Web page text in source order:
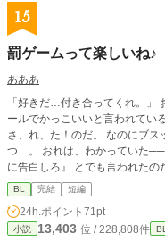
うなネタを
には知らな
と同じ世界観
い。（野望
15
罰ゲームって楽しいね♪
あああ
「好きだ…付き合ってくれ。」
ールでかっこいいと言われてい
さ、れ、た！のだ。 なのにブ
つ…。 おれは、わかっていた
に告白しろ』 とでも言われた
てめぇの嫌そうなゴミを見てい
だろ！ ひょんなことで海とつき合ったおれ…。 だが、それが…とんでもないこ
とになる。 ────あぁ、罰ゲームって楽しいね♪ この作品はpixivにも記載され
ています。
BL 完結 短編
24h.ポイント 71pt
小説 13,403 位 / 228,808件 BL